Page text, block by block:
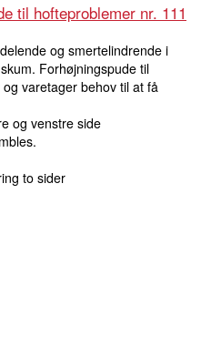
til hofteproblemer nr. 111
og smertelindrende i
Forhøjningspude til
varetager behov til at få
og venstre side
to sider